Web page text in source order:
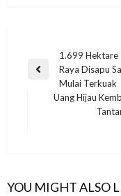
1.699 Hektare
Raya Disapu
Mulai Terkuak
Uang Hijau
YOU MIGHT ALSO